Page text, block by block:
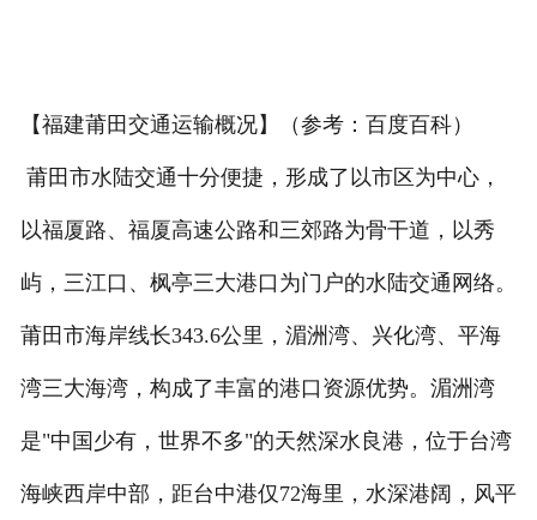
【福建莆田交通运输概况】（参考：百度百科）
莆田市水陆交通十分便捷，形成了以市区为中心，
以福厦路、福厦高速公路和三郊路为骨干道，以秀
屿，三江口、枫亭三大港口为门户的水陆交通网络。
莆田市海岸线长343.6公里，湄洲湾、兴化湾、平海
湾三大海湾，构成了丰富的港口资源优势。湄洲湾
是"中国少有，世界不多"的天然深水良港，位于台湾
海峡西岸中部，距台中港仅72海里，水深港阔，风平